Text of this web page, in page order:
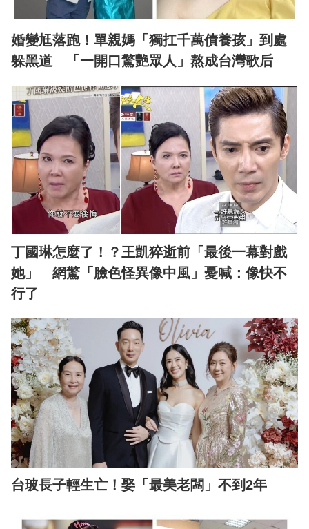
婚變尪落跑！單親媽「獨扛千萬債養孩」到處
躲黑道 「一開口驚艷眾人」熬成台灣歌后
丁國琳怎麼了！？王凱猝逝前「最後一幕對戲
她」 網驚「臉色怪異像中風」憂喊：像快不
行了
台玻長子輕生亡！娶「最美老闆」不到2年